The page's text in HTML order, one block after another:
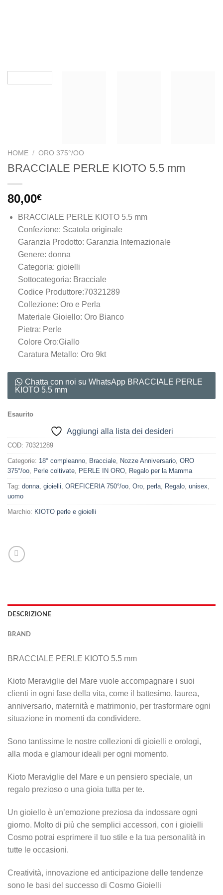
HOME / ORO 375°/OO
BRACCIALE PERLE KIOTO 5.5 mm
80,00€
BRACCIALE PERLE KIOTO 5.5 mm
Confezione: Scatola originale
Garanzia Prodotto: Garanzia Internazionale
Genere: donna
Categoria: gioielli
Sottocategoria: Bracciale
Codice Produttore:70321289
Collezione: Oro e Perla
Materiale Gioiello: Oro Bianco
Pietra: Perle
Colore Oro:Giallo
Caratura Metallo: Oro 9kt
Chatta con noi su WhatsApp BRACCIALE PERLE
KIOTO 5.5 mm
Esaurito
Aggiungi alla lista dei desideri
COD: 70321289
Categorie: 18° compleanno Bracciale Nozze Anniversario ORO
375°/oo Perle coltivate PERLE IN ORO Regalo per la Mamma
Tag: donna gioielli OREFICERIA 750°/oo Oro perla Regalo unisex
uomo
Marchio: KIOTO perle e gioielli
DESCRIZIONE
BRAND
BRACCIALE PERLE KIOTO 5.5 mm
Kioto Meraviglie del Mare vuole accompagnare i suoi
clienti in ogni fase della vita, come il battesimo, laurea,
anniversario, maternità e matrimonio, per trasformare ogni
situazione in momenti da condividere.
Sono tantissime le nostre collezioni di gioielli e orologi,
alla moda e glamour ideali per ogni momento.
Kioto Meraviglie del Mare e un pensiero speciale, un
regalo prezioso o una gioia tutta per te.
Un gioiello è un’emozione preziosa da indossare ogni
giorno. Molto di più che semplici accessori, con i gioielli
Cosmo potrai esprimere il tuo stile e la tua personalità in
tutte le occasioni.
Creatività, innovazione ed anticipazione delle tendenze
sono le basi del successo di Cosmo Gioielli